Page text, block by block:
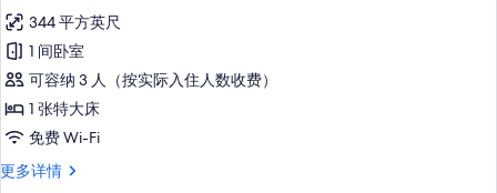
照
片
多
信
息
示
高
级
房,
1
张
特
344 平方英尺
1 间卧室
可容纳 3 人（按实际入住人数收费）
1 张特大床
免费 Wi-Fi
更多详情
高